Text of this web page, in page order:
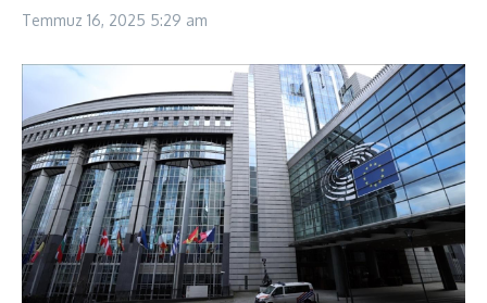
Temmuz 16, 2025 5:29 am